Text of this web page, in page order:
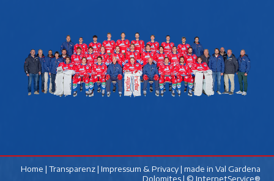
Home | Transparenz| Impressum & Privacy| made in Val Gardena
Dolomites| © InternetService®